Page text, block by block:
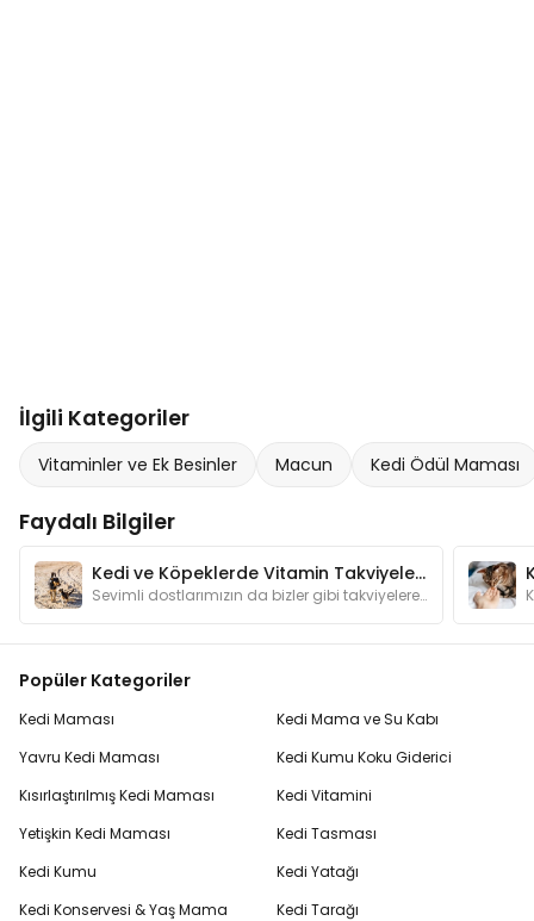
İlgili Kategoriler
Vitaminler ve Ek Besinler Macun Kedi Ödül Maması
Faydalı Bilgiler
Kedi ve Köpeklerde Vitamin Takviyeleri Ne İşe Yarar?
Sevimli dostlarımızın da bizler gibi takviyelere ihtiyaçları olabilir. Vitamin takviyelerinin sağlıklarına olan faydalarını yazımızda bulabilirsiniz.
Popüler Kategoriler
Kedi Maması
Yavru Kedi Maması
Kısırlaştırılmış Kedi Maması
Yetişkin Kedi Maması
Kedi Kumu
Kedi Konservesi & Yaş Mama
Kedi Mama ve Su Kabı
Kedi Kumu Koku Giderici
Kedi Vitamini
Kedi Tasması
Kedi Yatağı
Kedi Tarağı